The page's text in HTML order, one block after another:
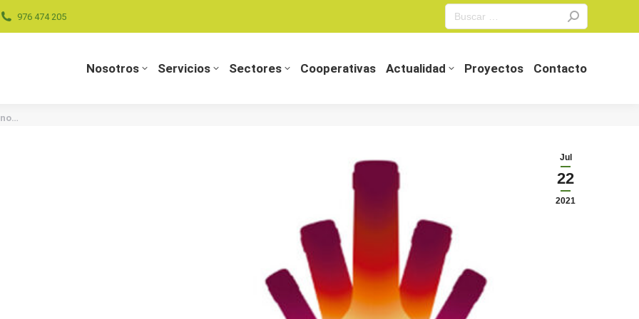
976 474 205
Search:
Nosotros Servicios Sectores Cooperativas Actualidad Proyectos Contacto
Jul
22
2021
Actualidad Proyectos Contacto